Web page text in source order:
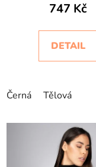
COMPRESSION
747 Kč
DETAIL
Černá Tělová